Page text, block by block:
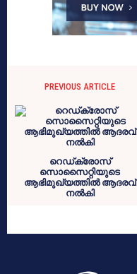
PREVIOUS ARTICLE
റെഡ്‌ക്രോസ്
സൊസൈറ്റിയുടെ
ആഭിമുഖ്യത്തില്‍ ആദരവ്
നല്‍കി